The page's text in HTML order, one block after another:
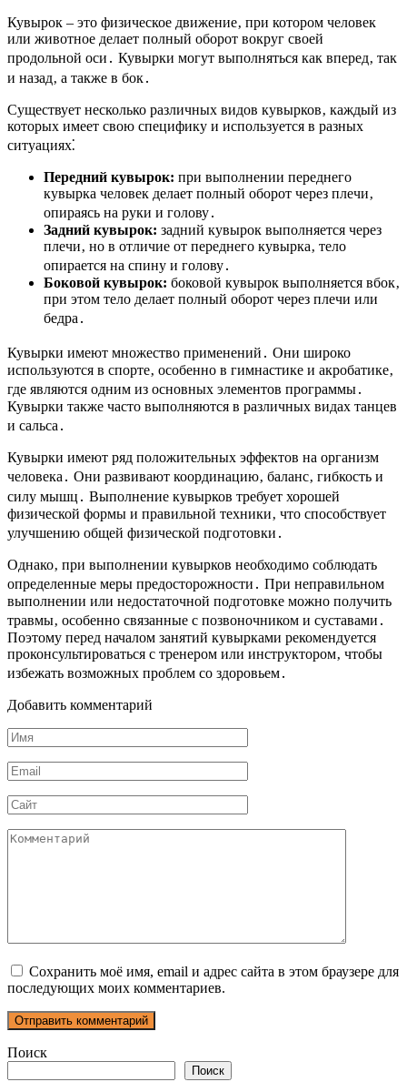
Кувырок – это физическое движение‚ при котором человек
или животное делает полный оборот вокруг своей
продольной оси․ Кувырки могут выполняться как вперед‚ так
и назад‚ а также в бок․
Существует несколько различных видов кувырков‚ каждый из
которых имеет свою специфику и используется в разных
ситуациях⁚
Передний кувырок: при выполнении переднего
кувырка человек делает полный оборот через плечи‚
опираясь на руки и голову․
Задний кувырок: задний кувырок выполняется через
плечи‚ но в отличие от переднего кувырка‚ тело
опирается на спину и голову․
Боковой кувырок: боковой кувырок выполняется вбок‚
при этом тело делает полный оборот через плечи или
бедра․
Кувырки имеют множество применений․ Они широко
используются в спорте‚ особенно в гимнастике и акробатике‚
где являются одним из основных элементов программы․
Кувырки также часто выполняются в различных видах танцев
и сальса․
Кувырки имеют ряд положительных эффектов на организм
человека․ Они развивают координацию‚ баланс‚ гибкость и
силу мышц․ Выполнение кувырков требует хорошей
физической формы и правильной техники‚ что способствует
улучшению общей физической подготовки․
Однако‚ при выполнении кувырков необходимо соблюдать
определенные меры предосторожности․ При неправильном
выполнении или недостаточной подготовке можно получить
травмы‚ особенно связанные с позвоночником и суставами․
Поэтому перед началом занятий кувырками рекомендуется
проконсультироваться с тренером или инструктором‚ чтобы
избежать возможных проблем со здоровьем․
Добавить комментарий
Имя
*
Email
*
Сайт
Комментарий
Сохранить моё имя, email и адрес сайта в этом браузере для
последующих моих комментариев.
Поиск
Поиск